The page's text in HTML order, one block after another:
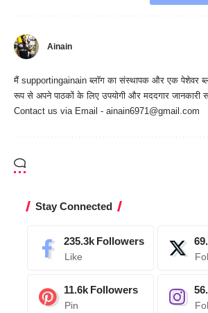
Ainain
मैं supportingainain ब्लॉग का संस्थापक और एक पेशेवर
रूप से अपने पाठकों के लिए उपयोगी और मददगार जानकारी
Contact us via Email - ainain6971@gmail.com
Stay Connected
235.3k Followers
Like
11.6k Followers
Pin